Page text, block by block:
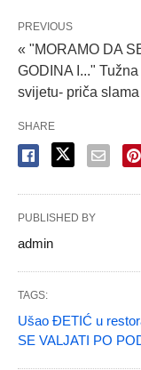
PREVIOUS
« "MORAMO DA
GODINA I..."
svijetu- priča
SHARE
PUBLISHED BY
admin
TAGS:
Ušao ĐETIĆ u
SE VALJATI PO